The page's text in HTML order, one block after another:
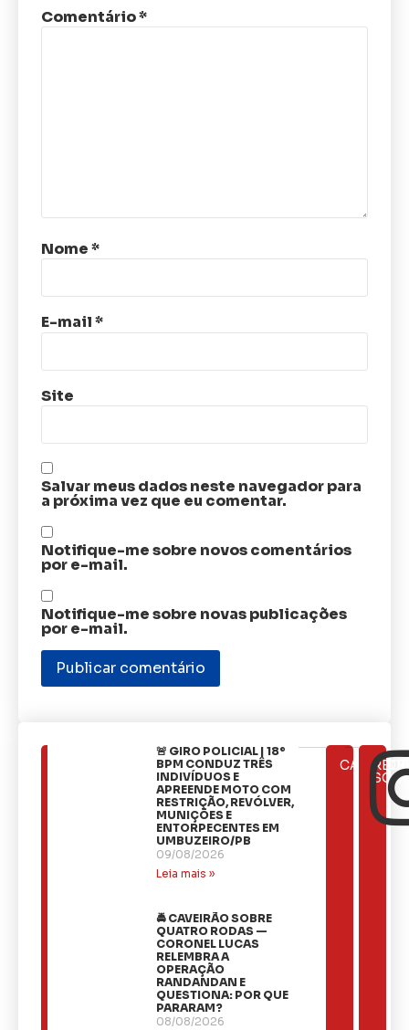
Comentário*
Nome*
E-mail*
Site
Salvar meus dados neste navegador para
a próxima vez que eu comentar.
Notifique-me sobre novos comentários
por e-mail.
Notifique-me sobre novas publicações
por e-mail.
🚨 GIRO POLICIAL | 18º
BPM CONDUZ TRÊS
INDIVÍDUOS E
APREENDE MOTO COM
RESTRIÇÃO, REVÓLVER,
MUNIÇÕES E
ENTORPECENTES EM
UMBUZEIRO/PB
09/08/2026
Leia mais »
🚔 CAVEIRÃO SOBRE
QUATRO RODAS —
CORONEL LUCAS
RELEMBRA A
OPERAÇÃO
RANDANDAN E
QUESTIONA: POR QUE
PARARAM?
08/08/2026